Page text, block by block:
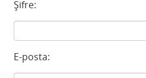
Şifre:
E-posta: